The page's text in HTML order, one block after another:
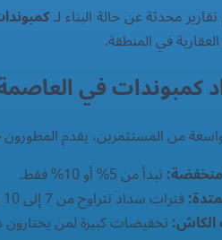
محدثة عن حالة البناء لـ
في المنطقة.
في العاصمة
من المستثمرين، يقدم المطورون
تبدأ من 5% أو 10% فقط.
فترات سداد تتراوح من 7 إلى 10 سنوات.
تخفيضات كبيرة لمن يختارون